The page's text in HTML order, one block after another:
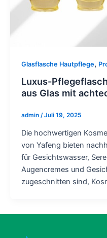
Glasflasche Hautpflege,
Luxus-
aus Glas mit
admin /Juli 19, 2025
Die hochwertigen
von Yafeng bieten
für Gesichtswasser,
Augencremes und
zugeschnitten sind,